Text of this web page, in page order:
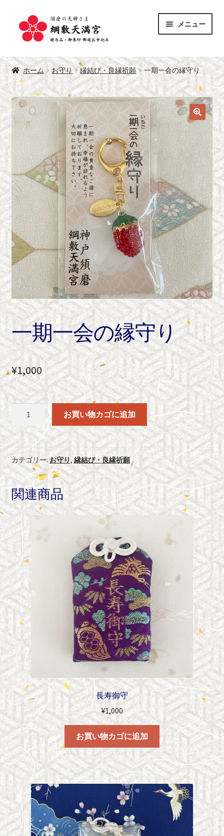
ー
シ
ン
へ
ス
キ
ン
ツ
ス
キ
ッ
プ
メニュー
授与品
ブ
ニ
ュ
ー
を
展
開
御朱印
ブ
メ
ニ
ュ
ー
を
展
開
綱敷天満宮 公式サイト
ホーム お守り 縁結び・良縁祈願 一期一会の縁守り
一期一会の縁守り
¥1,000
一
会
の
縁
守
り
個
お買い物カゴに追加
カテゴリー:お守り,縁結び・良縁祈願
関連商品
長寿御守
¥1,000
お買い物カゴに追加